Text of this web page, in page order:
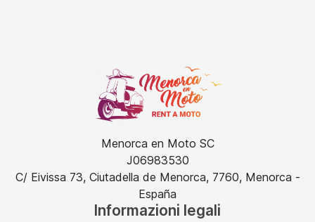
Menorca en Moto SC
J06983530
C/ Eivissa 73, Ciutadella de Menorca, 7760, Menorca -
España
Informazioni legali